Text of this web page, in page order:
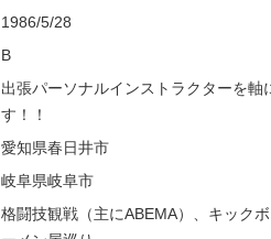
1986/5/28
B
出張パーソナルインストラクターを
す！！
愛知県春日井市
岐阜県岐阜市
格闘技観戦（主にABEMA）、キック